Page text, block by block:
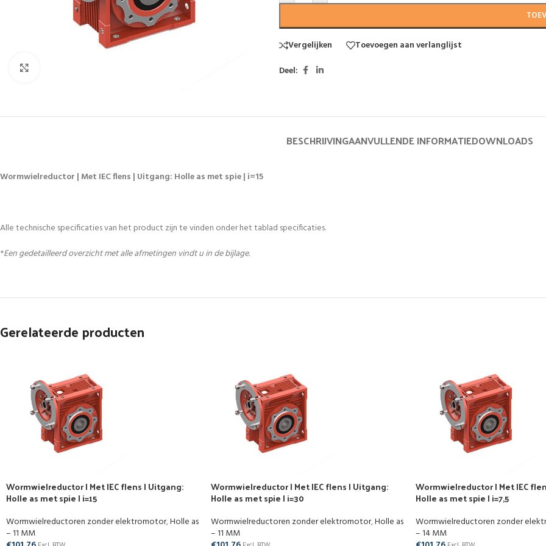
Vergelijken
Toevoegen aan verlanglijst
Deel:
BESCHRIJVINGAANVULLENDE INFORMATIEDOWNLOADS
Wormwielreductor | Met IEC flens | Uitgang: Holle as met spie | i=15
Alle technische specificaties van het product zijn te vinden onder het tablad specificaties.
*Een gedetailleerd overzicht met alle afmetingen vindt u in de bijlage.
Gerelateerde producten
Wormwielreductor | Met IEC flens | Uitgang:
Holle as met spie | i=15
Wormwielreductoren zonder elektromotor,Holle as
– 11 MM
Wormwielreductor | Met IEC flens | Uitgang:
Holle as met spie | i=30
Wormwielreductoren zonder elektromotor,Holle as
– 11 MM
Wormwielreductor | Met IEC
Holle as met spie | i=7,5
Wormwielreductoren zonder
– 14 MM